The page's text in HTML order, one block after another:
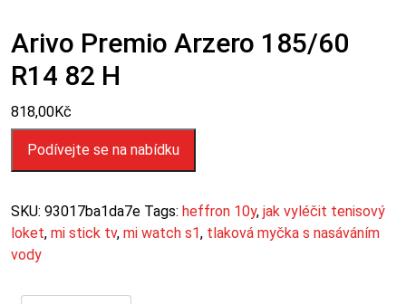
Arivo Premio Arzero 185/60
R14 82 H
818,00Kč
Podívejte se na nabídku
SKU: 93017ba1da7e Tags: heffron 10y, jak vyléčit tenisový
loket, mi stick tv, mi watch s1, tlaková myčka s nasáváním
vody